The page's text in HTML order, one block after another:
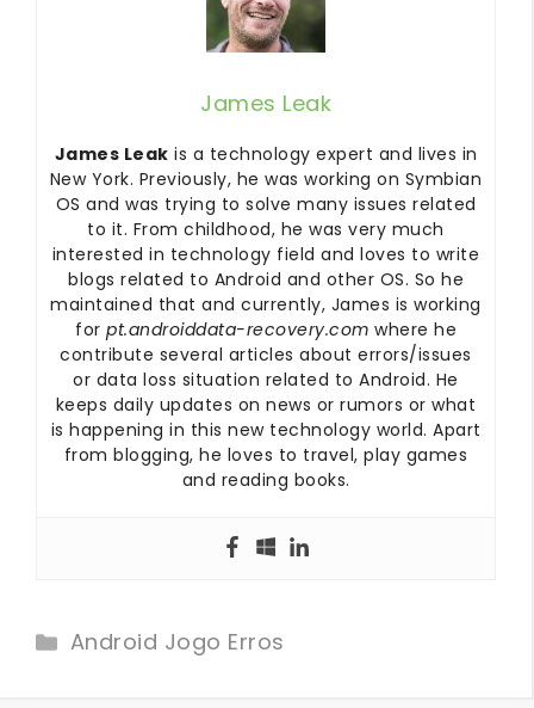
James Leak
James Leak is a technology expert and lives in
New York. Previously, he was working on Symbian
OS and was trying to solve many issues related
to it. From childhood, he was very much
interested in technology field and loves to write
blogs related to Android and other OS. So he
maintained that and currently, James is working
for pt.androiddata-recovery.com where he
contribute several articles about errors/issues
or data loss situation related to Android. He
keeps daily updates on news or rumors or what
is happening in this new technology world. Apart
from blogging, he loves to travel, play games
and reading books.
Categories
Android Jogo Erros